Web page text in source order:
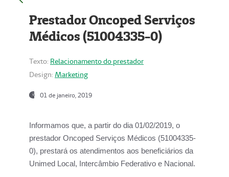
Prestador Oncoped Serviços
Médicos (51004335-0)
Texto: Relacionamento do prestador
Design: Marketing
01 de janeiro, 2019
Informamos que, a partir do dia 01/02/2019, o
prestador Oncoped Serviços Médicos (51004335-
0), prestará os atendimentos aos beneficiários da
Unimed Local, Intercâmbio Federativo e Nacional.